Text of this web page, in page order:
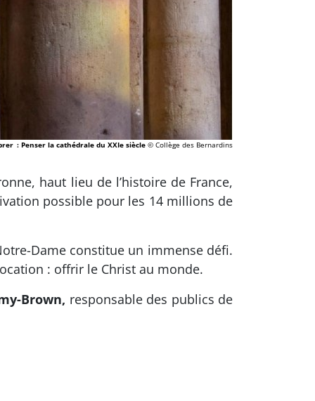
: Penser la cathédrale du XXIe siècle © Collège des Bernardins
haut lieu de l’histoire de France,
possible pour les 14 millions de
Dame constitue un immense défi.
: offrir le Christ au monde.
Brown, responsable des publics de